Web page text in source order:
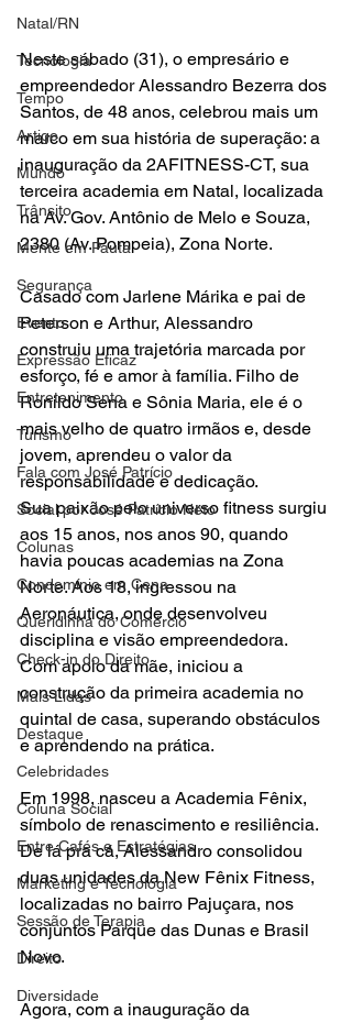
Natal/RN
Tecnologia
Tempo
Artigo
Mundo
Trânsito
Mente em Pauta
Segurança
Evento
Expressão Eficaz
Entretenimento
Turismo
Fala com José Patrício
Social por José Patrício Neto
Colunas
Condomínio em Cena
Queridinha do Comércio
Check-in do Direito
Mais Lidas
Destaque
Celebridades
Coluna Social
Entre Cafés e Estratégias
Marketing e Tecnologia
Sessão de Terapia
Direito
Diversidade
Neste sábado (31), o empresário e
empreendedor Alessandro Bezerra dos
Santos, de 48 anos, celebrou mais um
marco em sua história de superação: a
inauguração da 2AFITNESS-CT, sua
terceira academia em Natal, localizada
na Av. Gov. Antônio de Melo e Souza,
2380 (Av. Pompeia), Zona Norte.
Casado com Jarlene Márika e pai de
Peterson e Arthur, Alessandro
construiu uma trajetória marcada por
esforço, fé e amor à família. Filho de
Ronildo Sena e Sônia Maria, ele é o
mais velho de quatro irmãos e, desde
jovem, aprendeu o valor da
responsabilidade e dedicação.
Sua paixão pelo universo fitness surgiu
aos 15 anos, nos anos 90, quando
havia poucas academias na Zona
Norte. Aos 18, ingressou na
Aeronáutica, onde desenvolveu
disciplina e visão empreendedora.
Com apoio da mãe, iniciou a
construção da primeira academia no
quintal de casa, superando obstáculos
e aprendendo na prática.
Em 1998, nasceu a Academia Fênix,
símbolo de renascimento e resiliência.
De lá pra cá, Alessandro consolidou
duas unidades da New Fênix Fitness,
localizadas no bairro Pajuçara, nos
conjuntos Parque das Dunas e Brasil
Novo.
Agora, com a inauguração da